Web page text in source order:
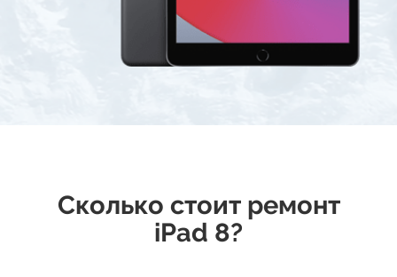
Сколько стоит ремонт
iPad 8?